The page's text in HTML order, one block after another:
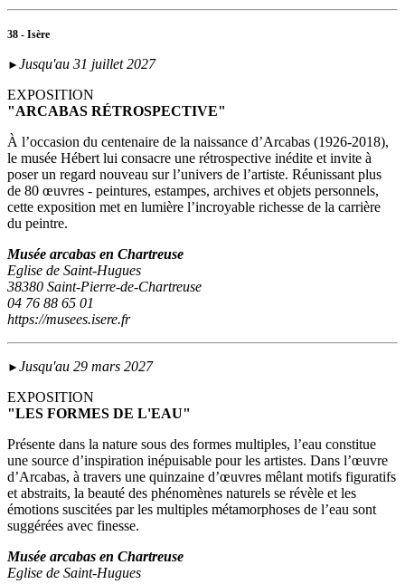
38 - Isère
► Jusqu'au 31 juillet 2027
EXPOSITION
"ARCABAS RÉTROSPECTIVE"
À l’occasion du centenaire de la naissance d’Arcabas (1926-2018),
le musée Hébert lui consacre une rétrospective inédite et invite à
poser un regard nouveau sur l’univers de l’artiste. Réunissant plus
de 80 œuvres - peintures, estampes, archives et objets personnels,
cette exposition met en lumière l’incroyable richesse de la carrière
du peintre.
Musée arcabas en Chartreuse
Eglise de Saint-Hugues
38380 Saint-Pierre-de-Chartreuse
04 76 88 65 01
https://musees.isere.fr
► Jusqu'au 29 mars 2027
EXPOSITION
"LES FORMES DE L'EAU"
Présente dans la nature sous des formes multiples, l’eau constitue
une source d’inspiration inépuisable pour les artistes. Dans l’œuvre
d’Arcabas, à travers une quinzaine d’œuvres mêlant motifs figuratifs
et abstraits, la beauté des phénomènes naturels se révèle et les
émotions suscitées par les multiples métamorphoses de l’eau sont
suggérées avec finesse.
Musée arcabas en Chartreuse
Eglise de Saint-Hugues